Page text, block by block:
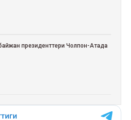
президенттери Чолпон-Атада